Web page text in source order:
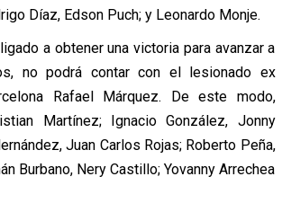
Díaz, Edson Puch; y Leonardo Monje.
a obtener una victoria para avanzar a
no podrá contar con el lesionado ex
Rafael Márquez. De este modo,
Martínez; Ignacio González, Jonny
Juan Carlos Rojas; Roberto Peña,
Burbano, Nery Castillo; Yovanny Arrechea